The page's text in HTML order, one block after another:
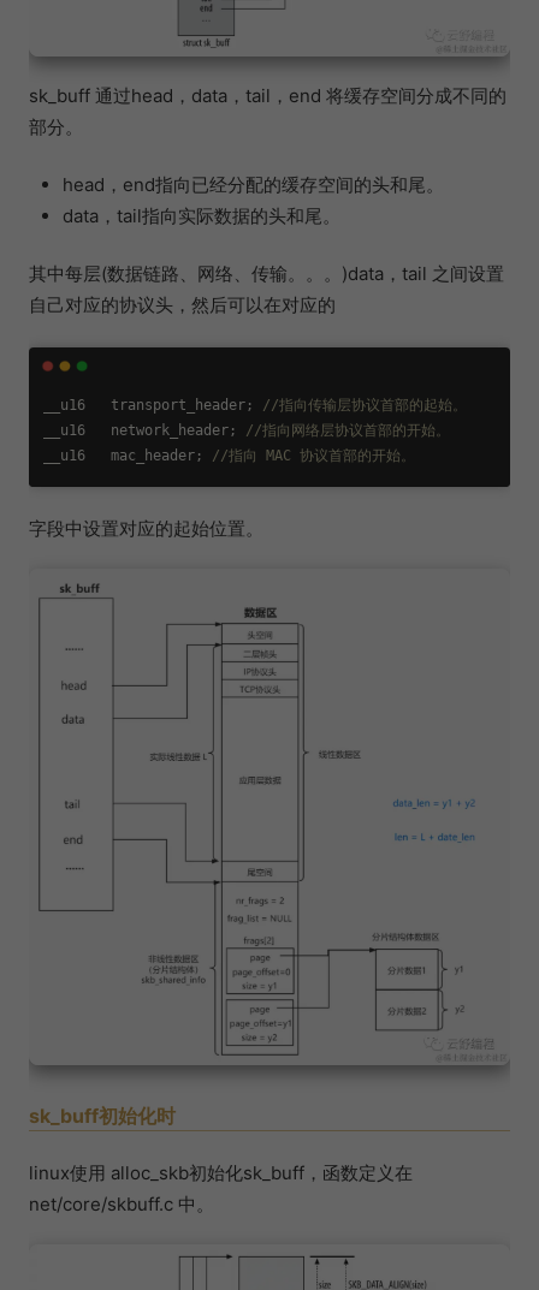
sk_buff 通过head，data，tail，end 将缓存空间分成不同的
部分。
head，end指向已经分配的缓存空间的头和尾。
data，tail指向实际数据的头和尾。
其中每层(数据链路、网络、传输。。。)data，tail 之间设置
自己对应的协议头，然后可以在对应的
__u16   transport_header;
//指向传输层协议首部的起始。
__u16   network_header;
//指向网络层协议首部的开始。
__u16   mac_header;
//指向 MAC 协议首部的开始。
字段中设置对应的起始位置。
sk_buff初始化时
linux使用 alloc_skb初始化sk_buff，函数定义在
net/core/skbuff.c 中。